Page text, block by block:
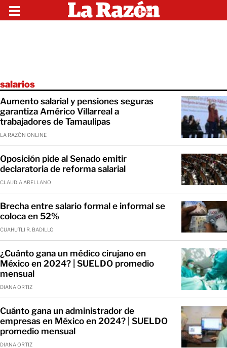
salarios
Aumento salarial y pensiones seguras
garantiza Américo Villarreal a
trabajadores de Tamaulipas
LA RAZÓN ONLINE
Oposición pide al Senado emitir
declaratoria de reforma salarial
CLAUDIA ARELLANO
Brecha entre salario formal e informal se
coloca en 52%
CUAHUTLI R. BADILLO
¿Cuánto gana un médico cirujano en
México en 2024? | SUELDO promedio
mensual
DIANA ORTIZ
Cuánto gana un administrador de
empresas en México en 2024? | SUELDO
promedio mensual
DIANA ORTIZ